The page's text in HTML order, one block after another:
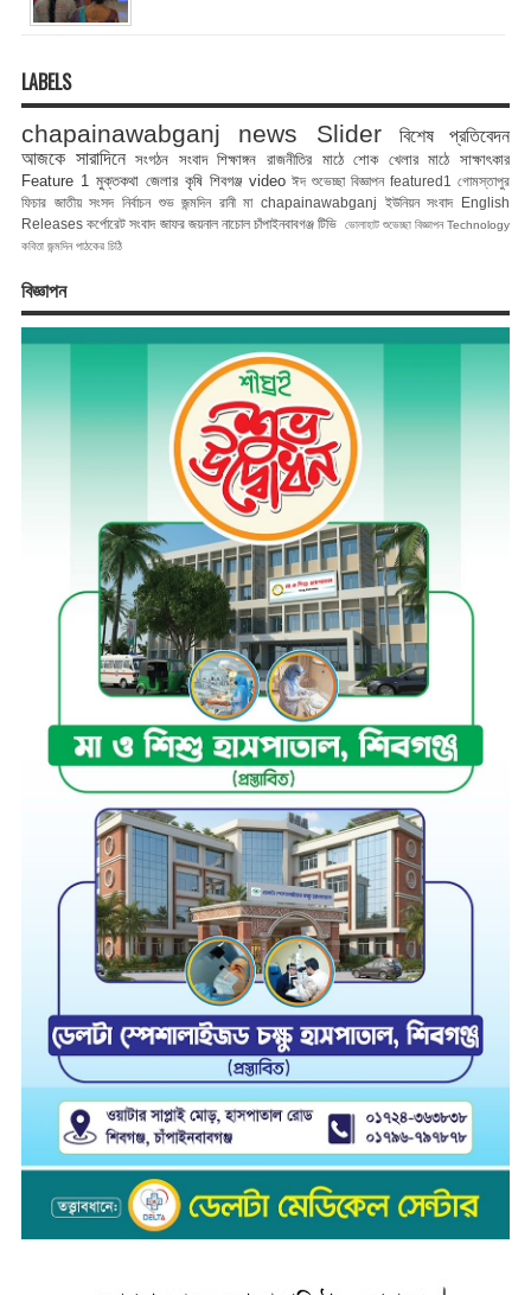
LABELS
chapainawabganj news Slider
বিশেষ প্রতিবেদন
আজকে সারাদিনে সংগঠন সংবাদ শিক্ষাঙ্গন রাজনীতির মাঠে শোক খেলার মাঠে
সাক্ষাৎকার
Feature 1 মুক্তকথা জেলার কৃষি শিবগঞ্জ video ঈদ শুভেচ্ছা বিজ্ঞাপন featured1
গোমস্তাপুর
ফিচার জাতীয় সংসদ নির্বাচন শুভ জন্মদিন রানী মা chapainawabganj ইউনিয়ন সংবাদ
English
Releases কর্পোরেট সংবাদ জাফর জয়নাল নাচোল চাঁপাইনবাবগঞ্জ টিভি ভোলাহাট শুভেচ্ছা বিজ্ঞাপন Technology
কবিতা জন্মদিন পাঠকের চিঠি
বিজ্ঞাপন